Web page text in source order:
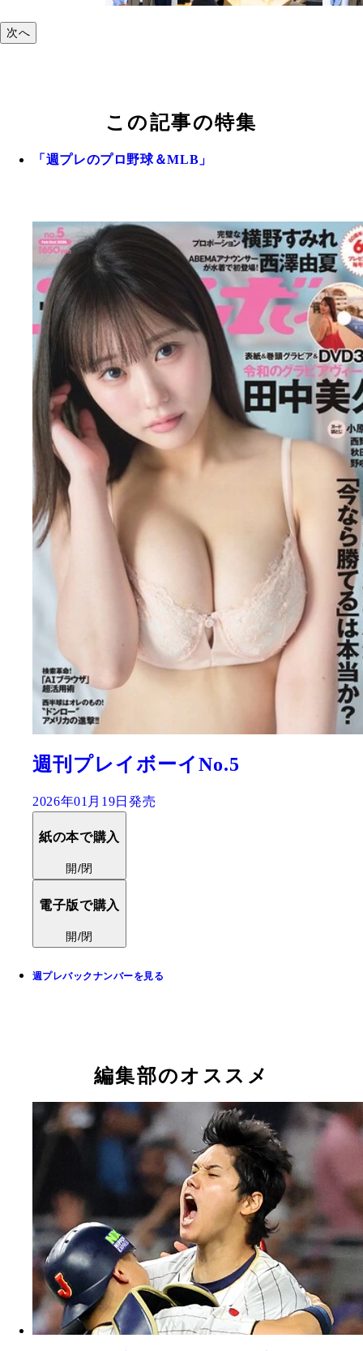
次へ
この記事の特集
「週プレのプロ野球＆MLB」
週刊プレイボーイNo.5
2026年01月19日発売
紙の本で購入
開/閉
電子版で購入
開/閉
週プレバックナンバーを見る
編集部のオススメ